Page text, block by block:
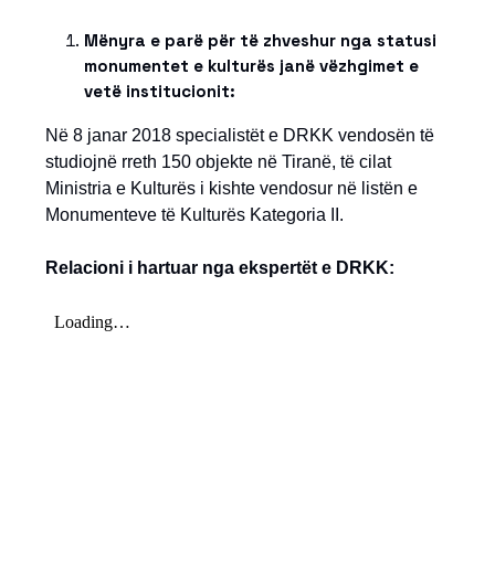
Mënyra e parë për të zhveshur nga statusi
monumentet e kulturës janë vëzhgimet e
vetë institucionit:
Në 8 janar 2018 specialistët e DRKK vendosën të
studiojnë rreth 150 objekte në Tiranë, të cilat
Ministria e Kulturës i kishte vendosur në listën e
Monumenteve të Kulturës Kategoria II.
Relacioni i hartuar nga ekspertët e DRKK: